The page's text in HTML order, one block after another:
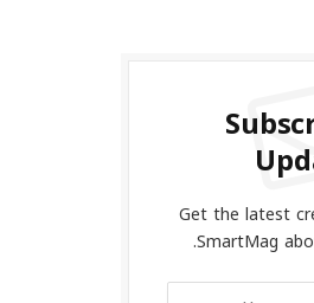
Get the latest
SmartMag